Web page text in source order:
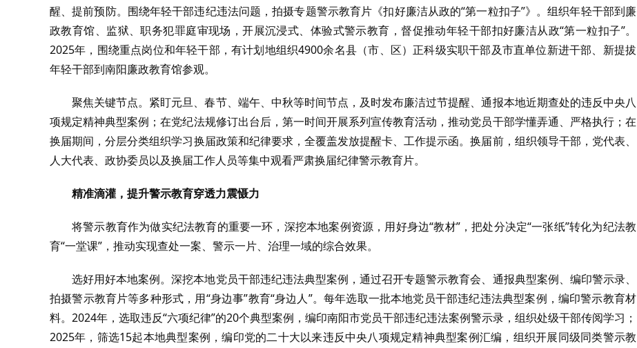
醒、提前预防。围绕年轻干部违纪违法问题，拍摄专题警示教育片《扣好廉洁从政的“第一粒扣子”》。组织年轻干部到廉
政教育馆、监狱、职务犯罪庭审现场，开展沉浸式、体验式警示教育，督促推动年轻干部扣好廉洁从政“第一粒扣子”。
2025年，围绕重点岗位和年轻干部，有计划地组织4900余名县（市、区）正科级实职干部及市直单位新进干部、新提拔
年轻干部到南阳廉政教育馆参观。
聚焦关键节点。紧盯元旦、春节、端午、中秋等时间节点，及时发布廉洁过节提醒、通报本地近期查处的违反中央八
项规定精神典型案例；在党纪法规修订出台后，第一时间开展系列宣传教育活动，推动党员干部学懂弄通、严格执行；在
换届期间，分层分类组织学习换届政策和纪律要求，全覆盖发放提醒卡、工作提示函。换届前，组织领导干部，党代表、
人大代表、政协委员以及换届工作人员等集中观看严肃换届纪律警示教育片。
精准滴灌，提升警示教育穿透力震慑力
将警示教育作为做实纪法教育的重要一环，深挖本地案例资源，用好身边“教材”，把处分决定“一张纸”转化为纪法教
育“一堂课”，推动实现查处一案、警示一片、治理一域的综合效果。
选好用好本地案例。深挖本地党员干部违纪违法典型案例，通过召开专题警示教育会、通报典型案例、编印警示录、
拍摄警示教育片等多种形式，用“身边事”教育“身边人”。每年选取一批本地党员干部违纪违法典型案例，编印警示教育材
料。2024年，选取违反“六项纪律”的20个典型案例，编印南阳市党员干部违纪违法案例警示录，组织处级干部传阅学习；
2025年，筛选15起本地典型案例，编印党的二十大以来违反中央八项规定精神典型案例汇编，组织开展同级同类警示教